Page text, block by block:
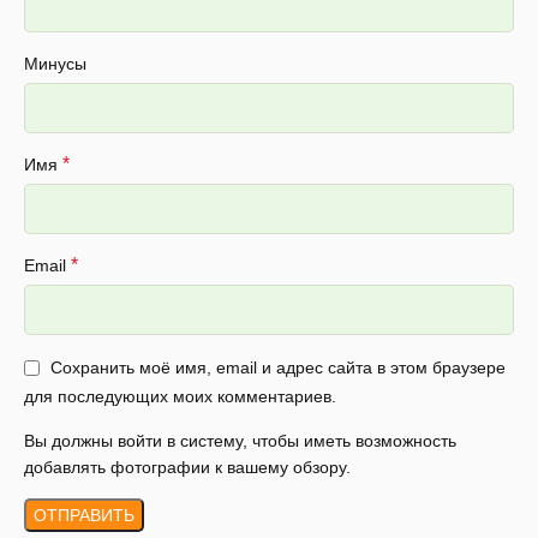
Минусы
Имя *
Email *
Сохранить моё имя, email и адрес сайта в этом браузере
для последующих моих комментариев.
Вы должны войти в систему, чтобы иметь возможность
добавлять фотографии к вашему обзору.